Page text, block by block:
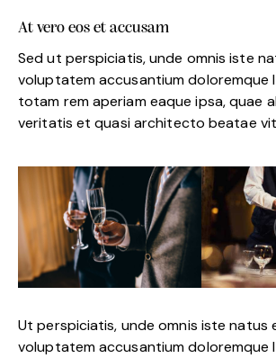
At vero eos et accusam
Sed ut perspiciatis, unde omnis iste
voluptatem accusantium doloremque
totam rem aperiam eaque ipsa, quae
veritatis et quasi architecto beatae
Ut perspiciatis, unde omnis iste natus
voluptatem accusantium doloremque